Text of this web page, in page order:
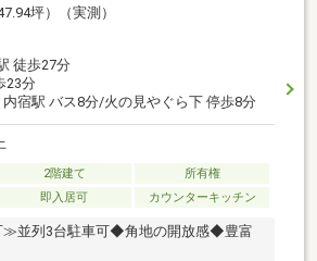
47.94坪）（実測）
徒歩27分
23分
宿駅 バス8分/火の見やぐら下 停歩8分
2階建て
所有権
即入居可 カウンターキッチン
並列3台駐車可◆角地の開放感◆豊富